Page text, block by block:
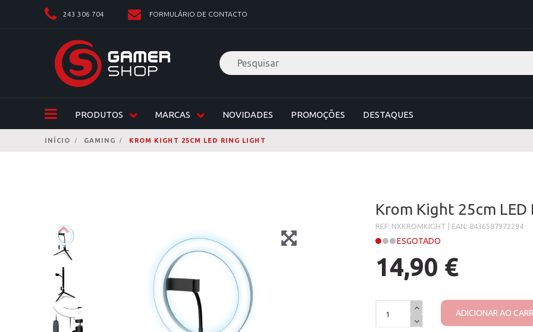
243 306 704 FORMULÁRIO DE CONTACTO
PRODUTOS MARCAS NOVIDADES PROMOÇÕES DESTAQUES
INÍCIO GAMING KROM KIGHT 25CM LED RING LIGHT
Krom Kight 25cm
REF: NXKROMKIGHT | EAN: 8436587972294
ESGOTADO
14,90 €
ADICIONAR AO